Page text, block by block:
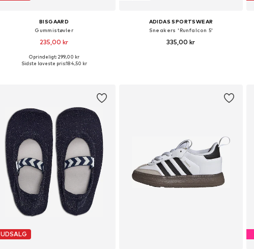
BISGAARD
Gummistøvler
235,00 kr
Fås i mange størrelser
Oprindeligt: 299,00 kr
Sidste laveste pris:184,50 kr
ADIDAS SPORTSWEAR
Sneakers 'Runfalcon 5'
335,00 kr
UDSALG